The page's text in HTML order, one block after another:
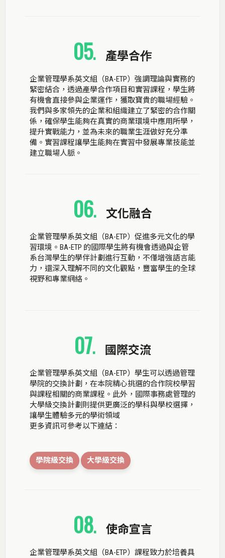
05. 產學合作
企業管理學系英文組（BA-ETP）強調理論與實務的
緊密結合，透過產學合作項目和實習課程，學生將
有機會直接參與企業運作，獲取寶貴的職場經驗。
我們與多家領先的企業和組織建立了緊密的合作關
係，確保學生能夠在真實的商業環境中應用所學，
提升實戰能力，並為未來的職業生涯做好充分準
備。實習課程讓學生能夠在實習中發展專業技能並
建立職場人脈。
06. 文化融合
企業管理學系英文組（BA-ETP）促進多元文化的學
習環境。BA-ETP 的國際學生將有機會透過與企管
系台灣學生的學伴計劃進行互動，不僅增強語言能
力，還深入理解不同的文化觀點，豐富學生的全球
視野和專業網絡。
07. 國際交流
企業管理學系英文組（BA-ETP）學生可以透過管理
學院的交換計劃，在本院精心挑選的合作院校學習
與課程相關的商業課程。此外，國際事務處管理的
大學級交換計劃則提供更廣泛的學科與學校選擇，
讓學生體驗多元的學術領域
更多資訊可參考以下連結：
學院級交換 大學級交換
08. 使命宣言
企業管理學系英文組（BA-ETP）課程致力於培養具